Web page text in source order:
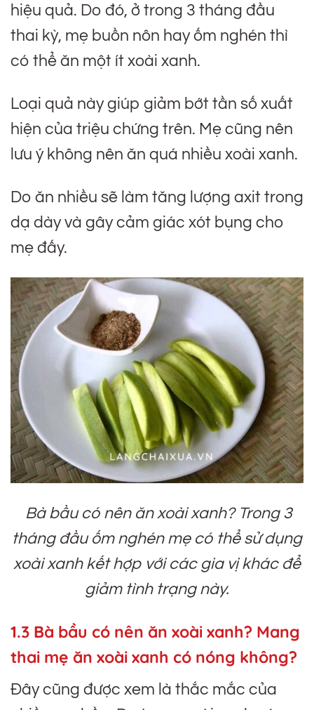
hiệu quả. Do đó, ở trong 3 tháng đầu
thai kỳ, mẹ buồn nôn hay ốm nghén thì
có thể ăn một ít xoài xanh.
Loại quả này giúp giảm bớt tần số xuất
hiện của triệu chứng trên. Mẹ cũng nên
lưu ý không nên ăn quá nhiều xoài xanh.
Do ăn nhiều sẽ làm tăng lượng axit trong
dạ dày và gây cảm giác xót bụng cho
mẹ đấy.
Bà bầu có nên ăn xoài xanh? Trong 3
tháng đầu ốm nghén mẹ có thể sử dụng
xoài xanh kết hợp với các gia vị khác để
giảm tình trạng này.
1.3 Bà bầu có nên ăn xoài xanh? Mang
thai mẹ ăn xoài xanh có nóng không?
Đây cũng được xem là thắc mắc của